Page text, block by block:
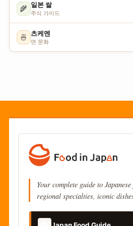
🌾 일본 쌀
주식 가이드
🍜 츠케멘
면 문화
Your complete guide to
regional specialties, iconic